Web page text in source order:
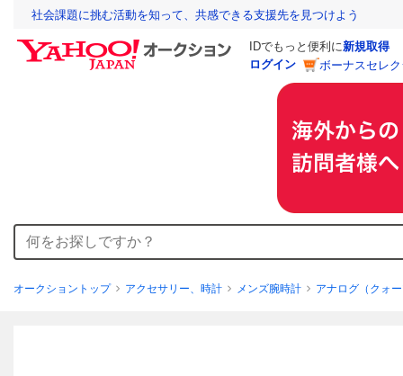
社会課題に挑む活動を知って、共感できる支援先を見つけよう
IDでもっと便利に新規取得
ログイン
ボーナスセレ
オークショントップ アクセサリー、時計 メンズ腕時計 アナログ（クォ